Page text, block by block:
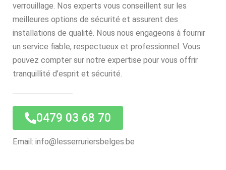
verrouillage. Nos experts vous conseillent sur les
meilleures options de sécurité et assurent des
installations de qualité. Nous nous engageons à fournir
un service fiable, respectueux et professionnel. Vous
pouvez compter sur notre expertise pour vous offrir
tranquillité d’esprit et sécurité.
0479 03 68 70
Email: info@lesserruriersbelges.be